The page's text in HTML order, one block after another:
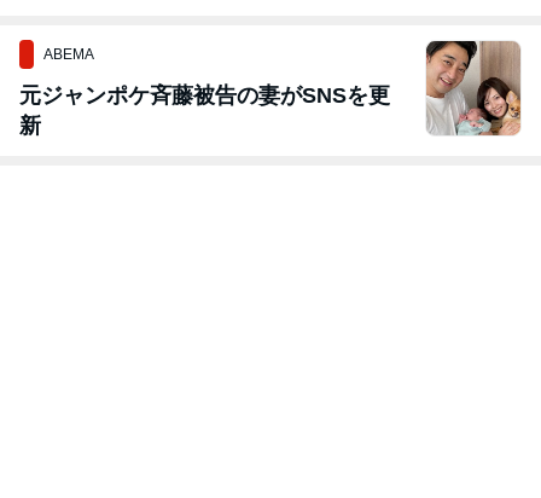
ABEMA
元ジャンポケ斉藤被告の妻がSNSを更
新